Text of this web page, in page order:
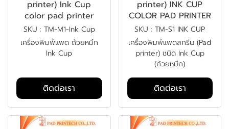
printer) Ink Cup
color pad printer
SKU : TM-M1-Ink Cup
เครื่องพิมพ์แพด ถ้วยหมึก
Ink Cup
ติดต่อเรา
printer) INK CUP
COLOR PAD PRINTER
SKU : TM-S1 INK CUP
เครื่องพิมพ์แพดสกรีน (Pad
printer) ชนิด Ink Cup
(ถ้วยหมึก)
ติดต่อเรา